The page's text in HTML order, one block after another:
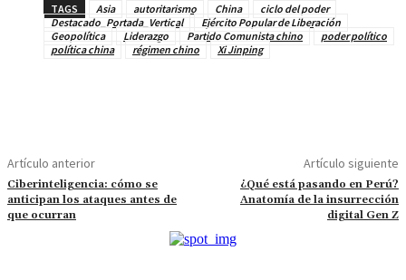
TAGS Asia autoritarismo China
ciclo del poder
Destacado_Portada_Vertical
Ejército Popular de Liberación
Geopolítica
Liderazgo Partido Comunista chino
poder político
política china
régimen chino Xi Jinping
Artículo anterior
Ciberinteligencia: cómo se
anticipan los ataques antes de
que ocurran
Artículo siguiente
¿Qué está pasando en Perú?
Anatomía de la insurrección
digital Gen Z